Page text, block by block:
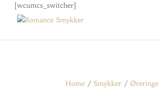
[wcumcs_switcher]
Home /Smykker /Øreringe